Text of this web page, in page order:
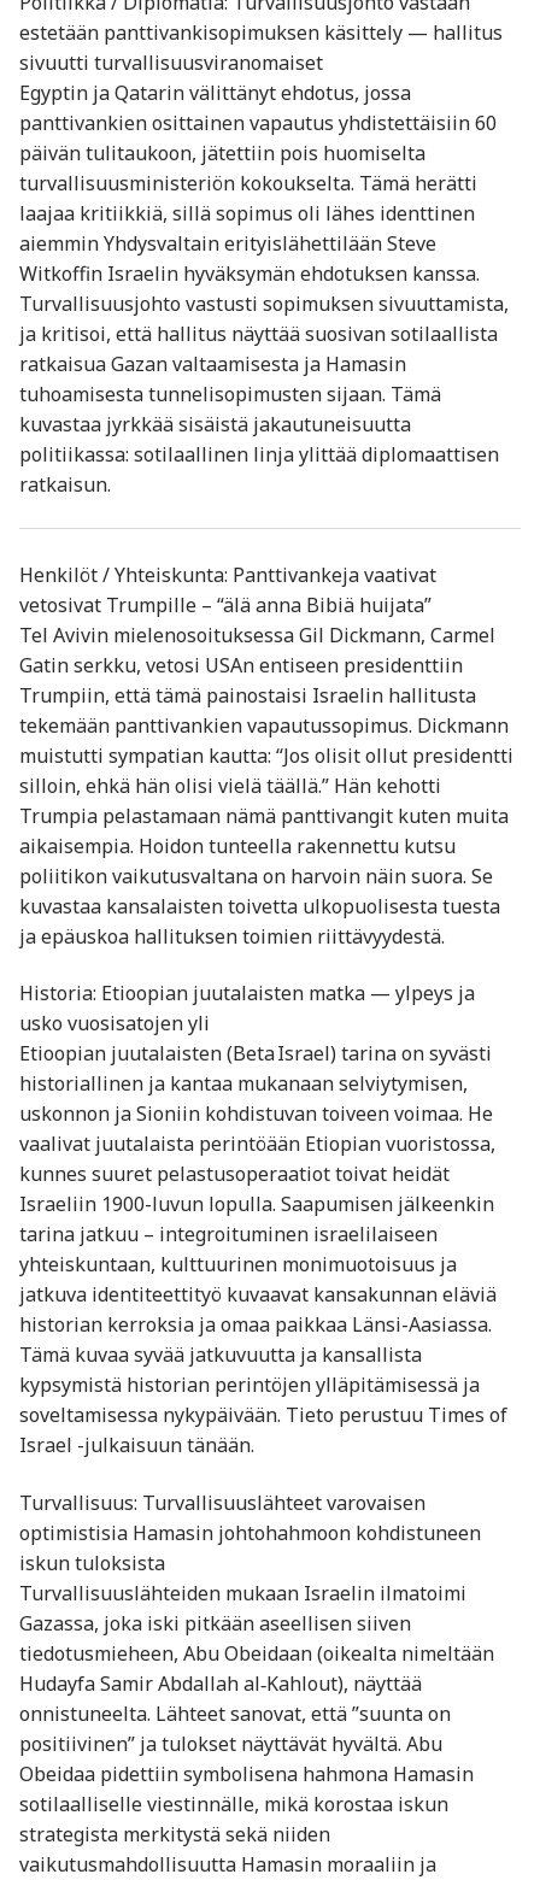
estetään panttivankisopimuksen käsittely — hallitus
sivuutti turvallisuusviranomaiset
Egyptin ja Qatarin välittänyt ehdotus, jossa
panttivankien osittainen vapautus yhdistettäisiin 60
päivän tulitaukoon, jätettiin pois huomiselta
turvallisuusministeriön kokoukselta. Tämä herätti
laajaa kritiikkiä, sillä sopimus oli lähes identtinen
aiemmin Yhdysvaltain erityislähettilään Steve
Witkoffin Israelin hyväksymän ehdotuksen kanssa.
Turvallisuusjohto vastusti sopimuksen sivuuttamista,
ja kritisoi, että hallitus näyttää suosivan sotilaallista
ratkaisua Gazan valtaamisesta ja Hamasin
tuhoamisesta tunnelisopimusten sijaan. Tämä
kuvastaa jyrkkää sisäistä jakautuneisuutta
politiikassa: sotilaallinen linja ylittää diplomaattisen
ratkaisun.
Henkilöt / Yhteiskunta: Panttivankeja vaativat
vetosivat Trumpille – “älä anna Bibiä huijata”
Tel Avivin mielenosoituksessa Gil Dickmann, Carmel
Gatin serkku, vetosi USAn entiseen presidenttiin
Trumpiin, että tämä painostaisi Israelin hallitusta
tekemään panttivankien vapautussopimus. Dickmann
muistutti sympatian kautta: “Jos olisit ollut presidentti
silloin, ehkä hän olisi vielä täällä.” Hän kehotti
Trumpia pelastamaan nämä panttivangit kuten muita
aikaisempia. Hoidon tunteella rakennettu kutsu
poliitikon vaikutusvaltana on harvoin näin suora. Se
kuvastaa kansalaisten toivetta ulkopuolisesta tuesta
ja epäuskoa hallituksen toimien riittävyydestä.
Historia: Etioopian juutalaisten matka — ylpeys ja
usko vuosisatojen yli
Etioopian juutalaisten (Beta Israel) tarina on syvästi
historiallinen ja kantaa mukanaan selviytymisen,
uskonnon ja Sioniin kohdistuvan toiveen voimaa. He
vaalivat juutalaista perintöään Etiopian vuoristossa,
kunnes suuret pelastusoperaatiot toivat heidät
Israeliin 1900-luvun lopulla. Saapumisen jälkeenkin
tarina jatkuu – integroituminen israelilaiseen
yhteiskuntaan, kulttuurinen monimuotoisuus ja
jatkuva identiteettityö kuvaavat kansakunnan eläviä
historian kerroksia ja omaa paikkaa Länsi-Aasiassa.
Tämä kuvaa syvää jatkuvuutta ja kansallista
kypsymistä historian perintöjen ylläpitämisessä ja
soveltamisessa nykypäivään. Tieto perustuu Times of
Israel -julkaisuun tänään.
Turvallisuus: Turvallisuuslähteet varovaisen
optimistisia Hamasin johtohahmoon kohdistuneen
iskun tuloksista
Turvallisuuslähteiden mukaan Israelin ilmatoimi
Gazassa, joka iski pitkään aseellisen siiven
tiedotusmieheen, Abu Obeidaan (oikealta nimeltään
Hudayfa Samir Abdallah al‑Kahlout), näyttää
onnistuneelta. Lähteet sanovat, että ”suunta on
positiivinen” ja tulokset näyttävät hyvältä. Abu
Obeidaa pidettiin symbolisena hahmona Hamasin
sotilaalliselle viestinnälle, mikä korostaa iskun
strategista merkitystä sekä niiden
vaikutusmahdollisuutta Hamasin moraaliin ja